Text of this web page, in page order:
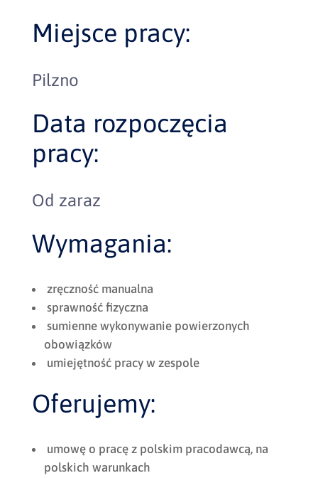
Miejsce pracy:
Pilzno
Data rozpoczęcia
pracy:
Od zaraz
Wymagania:
zręczność manualna
sprawność fizyczna
sumienne wykonywanie powierzonych
obowiązków
umiejętność pracy w zespole
Oferujemy:
umowę o pracę z polskim pracodawcą, na
polskich warunkach